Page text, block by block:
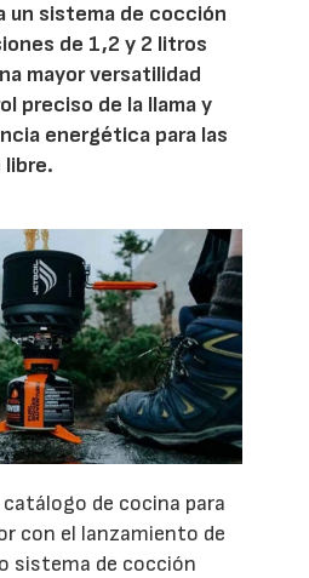
un sistema de cocción
de 1,2 y 2 litros
mayor versatilidad
preciso de la llama y
energética para las
libre.
de cocina para
con el lanzamiento de
sistema de cocción